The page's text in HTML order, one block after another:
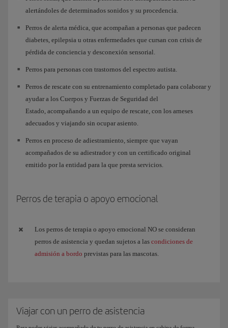
alertándoles de determinados sonidos y su procedencia.
Perros de alerta médica, que acompañan a personas que padecen
diabetes, epilepsia u otras enfermedades que cursan con crisis de
pérdida de conciencia y desconexión sensorial.
Perros para personas con trastornos del espectro autista.
Perros de rescate con su entrenamiento completado para colaborar y
ayudar a los Cuerpos y Fuerzas de Seguridad del
Estado, acompañando a un equipo de rescate, con los arneses
adecuados y viajando sin ocupar asiento.
Perros en proceso de adiestramiento, siempre que vayan
acompañados de su adiestrador y con un certificado original
emitido por la entidad para la que presta servicios.
Perros de terapia o apoyo emocional
Los perros de terapia o apoyo emocional NO se consideran
perros de asistencia y quedan sujetos a las condiciones de
admisión a bordo previstas para las mascotas.
Viajar con un perro de asistencia